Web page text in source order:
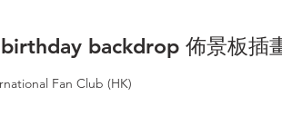
backdrop 佈景板插
Fan Club (HK)